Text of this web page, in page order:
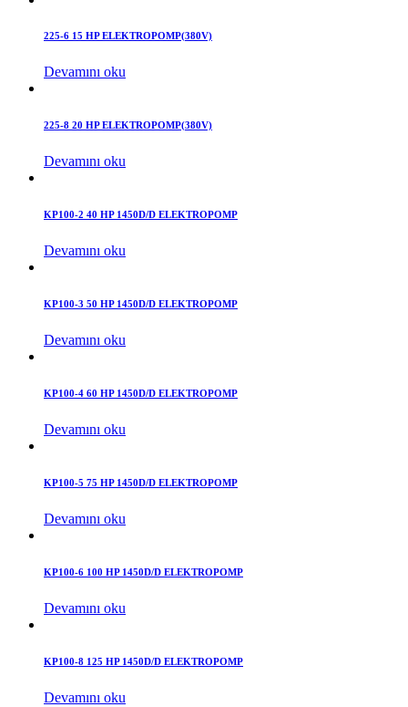
225-6 15 HP ELEKTROPOMP(380V)
Devamını oku
225-8 20 HP ELEKTROPOMP(380V)
Devamını oku
KP100-2 40 HP 1450D/D ELEKTROPOMP
Devamını oku
KP100-3 50 HP 1450D/D ELEKTROPOMP
Devamını oku
KP100-4 60 HP 1450D/D ELEKTROPOMP
Devamını oku
KP100-5 75 HP 1450D/D ELEKTROPOMP
Devamını oku
KP100-6 100 HP 1450D/D ELEKTROPOMP
Devamını oku
KP100-8 125 HP 1450D/D ELEKTROPOMP
Devamını oku